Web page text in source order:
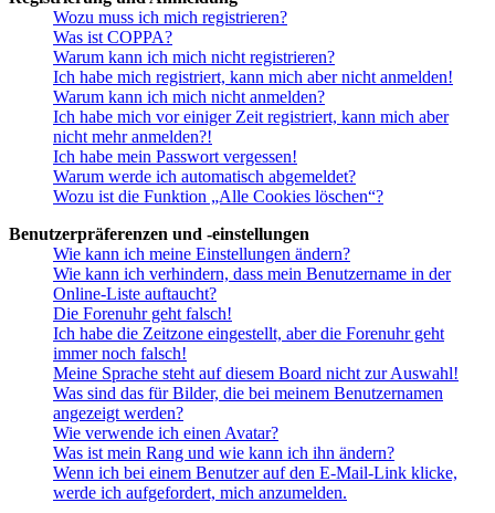
Wozu muss ich mich registrieren?
Was ist COPPA?
Warum kann ich mich nicht registrieren?
Ich habe mich registriert, kann mich aber nicht anmelden!
Warum kann ich mich nicht anmelden?
Ich habe mich vor einiger Zeit registriert, kann mich aber
nicht mehr anmelden?!
Ich habe mein Passwort vergessen!
Warum werde ich automatisch abgemeldet?
Wozu ist die Funktion „Alle Cookies löschen“?
Benutzerpräferenzen und -einstellungen
Wie kann ich meine Einstellungen ändern?
Wie kann ich verhindern, dass mein Benutzername in der
Online-Liste auftaucht?
Die Forenuhr geht falsch!
Ich habe die Zeitzone eingestellt, aber die Forenuhr geht
immer noch falsch!
Meine Sprache steht auf diesem Board nicht zur Auswahl!
Was sind das für Bilder, die bei meinem Benutzernamen
angezeigt werden?
Wie verwende ich einen Avatar?
Was ist mein Rang und wie kann ich ihn ändern?
Wenn ich bei einem Benutzer auf den E-Mail-Link klicke,
werde ich aufgefordert, mich anzumelden.